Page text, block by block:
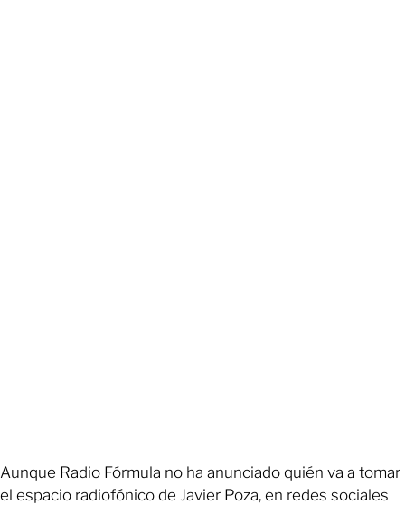
Aunque Radio Fórmula no ha anunciado quién va a tomar
el espacio radiofónico de Javier Poza, en redes sociales